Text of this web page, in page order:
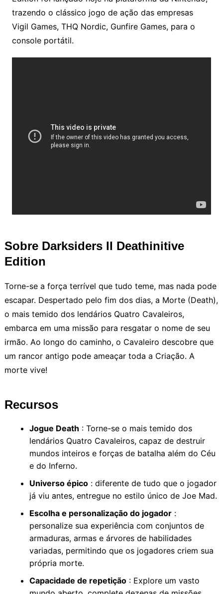
trazendo o clássico jogo de ação das empresas
Vigil Games, THQ Nordic, Gunfire Games, para o
console portátil.
Sobre Darksiders II Deathinitive
Edition
Torne-se a força terrível que tudo teme, mas nada pode
escapar. Despertado pelo fim dos dias, a Morte (Death),
o mais temido dos lendários Quatro Cavaleiros,
embarca em uma missão para resgatar o nome de seu
irmão. Ao longo do caminho, o Cavaleiro descobre que
um rancor antigo pode ameaçar toda a Criação. A
morte vive!
Recursos
Jogue Death : Torne-se o mais temido dos
lendários Quatro Cavaleiros, capaz de destruir
mundos inteiros e forças de batalha além do Céu
e do Inferno.
Universo épico: diferente de tudo que o jogador
já viu antes, entregue no estilo único de Joe Mad.
Escolha e personalização do jogador:
personalize sua experiência com conjuntos de
armaduras, armas e árvores de habilidades
variadas, permitindo que os jogadores criem sua
própria morte.
Capacidade de repetição: Explore um vasto